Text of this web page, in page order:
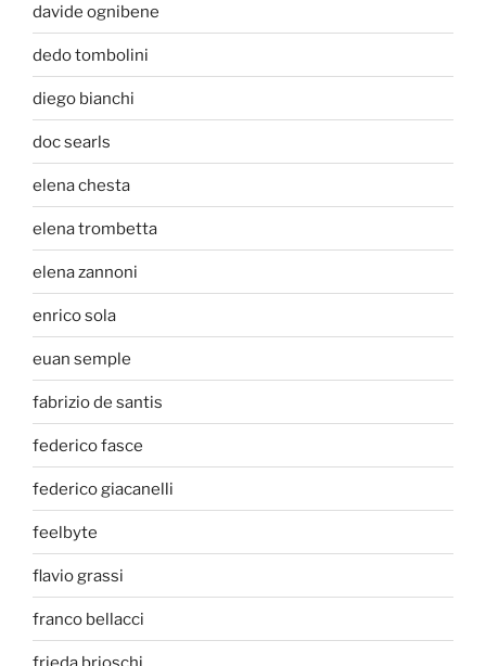
davide ognibene
dedo tombolini
diego bianchi
doc searls
elena chesta
elena trombetta
elena zannoni
enrico sola
euan semple
fabrizio de santis
federico fasce
federico giacanelli
feelbyte
flavio grassi
franco bellacci